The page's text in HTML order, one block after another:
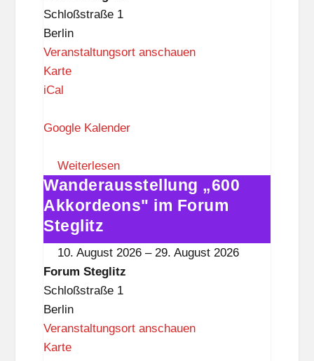
z
Schloßstraße 1
Berlin
Veranstaltungsort anschauen
KarteF
u
S
t
e
g
l
i
t
z
iCal
Google Kalender
Weiterlesen
Wanderausstellung
„600
Akkordeons"
im
Forum
Steglitz
Wanderausstellung „600
Akkordeons" im Forum
Steglitz
10. August 2026 –29. August 2026
Forum Steglitz
Schloßstraße 1
Berlin
Veranstaltungsort anschauen
KarteF